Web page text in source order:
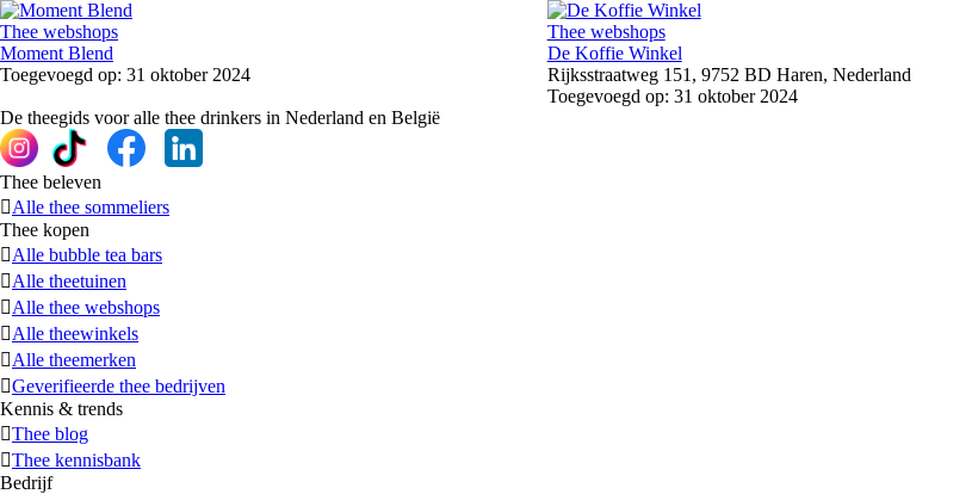
Thee webshops
Moment Blend
Toegevoegd op: 31 oktober 2024
Thee webshops
De Koffie Winkel
Rijksstraatweg 151, 9752 BD Haren, Nederland
Toegevoegd op: 31 oktober 2024
De theegids voor alle thee drinkers in Nederland en België
Thee beleven
Alle thee sommeliers
Thee kopen
Alle bubble tea bars
Alle theetuinen
Alle thee webshops
Alle theewinkels
Alle theemerken
Geverifieerde thee bedrijven
Kennis & trends
Thee blog
Thee kennisbank
Bedrijf